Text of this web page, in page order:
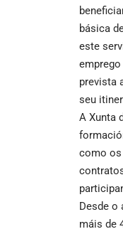
básica
este
prevista
seu
A Xunta
como
Desde o
máis de